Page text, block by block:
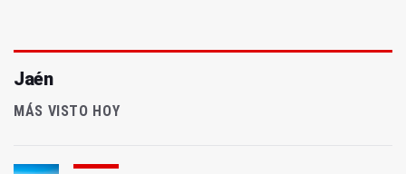
Jaén
MÁS VISTO HOY